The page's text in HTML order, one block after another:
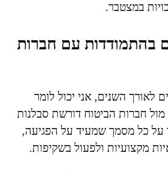
במצטבר.
בהתמודדות עם חברות
לאורך השנים, אני יכול לומר
חברות הביטוח דורשת סבלנות
על כל מסמך שמעיד על הפגיעה,
מקצועיות ולפעול בשקיפות.